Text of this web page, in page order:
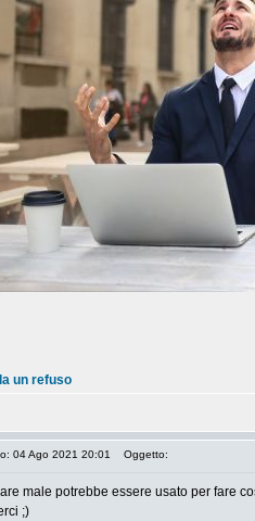
un refuso
04 Ago 2021 20:01 Oggetto:
male potrebbe essere usato per fare
;)